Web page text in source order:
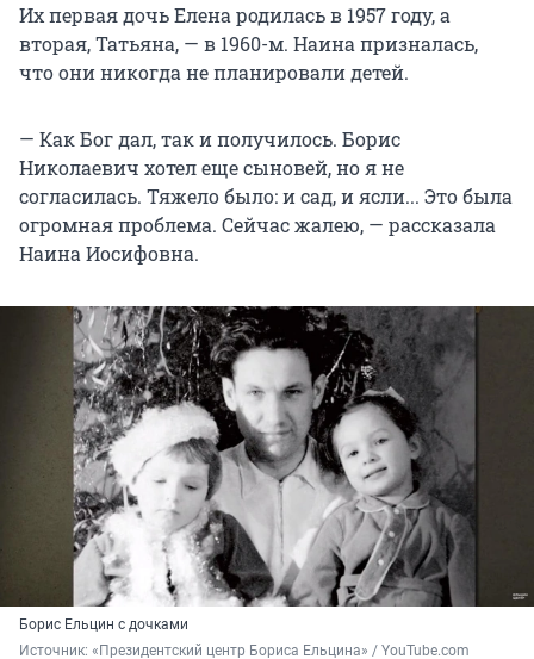
Их первая дочь Елена родилась в 1957 году, а
вторая, Татьяна, — в 1960-м. Наина призналась,
что они никогда не планировали детей.
— Как Бог дал, так и получилось. Борис
Николаевич хотел еще сыновей, но я не
согласилась. Тяжело было: и сад, и ясли... Это была
огромная проблема. Сейчас жалею, — рассказала
Наина Иосифовна.
Борис Ельцин с дочками
Источник: «Президентский центр Бориса Ельцина» / YouTube.com